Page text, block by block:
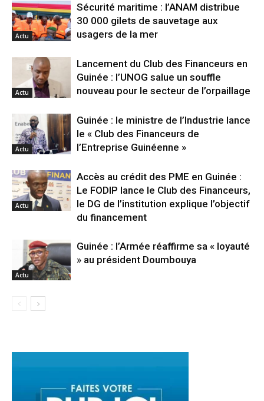
Actu
Sécurité maritime : l’ANAM distribue
30 000 gilets de sauvetage aux
usagers de la mer
Actu
Lancement du Club des Financeurs en
Guinée : l’UNOG salue un souffle
nouveau pour le secteur de l’orpaillage
Actu
Guinée : le ministre de l’Industrie lance
le « Club des Financeurs de
l’Entreprise Guinéenne »
Actu
Accès au crédit des PME en Guinée :
Le FODIP lance le Club des Financeurs,
le DG de l’institution explique l’objectif
du financement
Actu
Guinée : l’Armée réaffirme sa « loyauté
» au président Doumbouya